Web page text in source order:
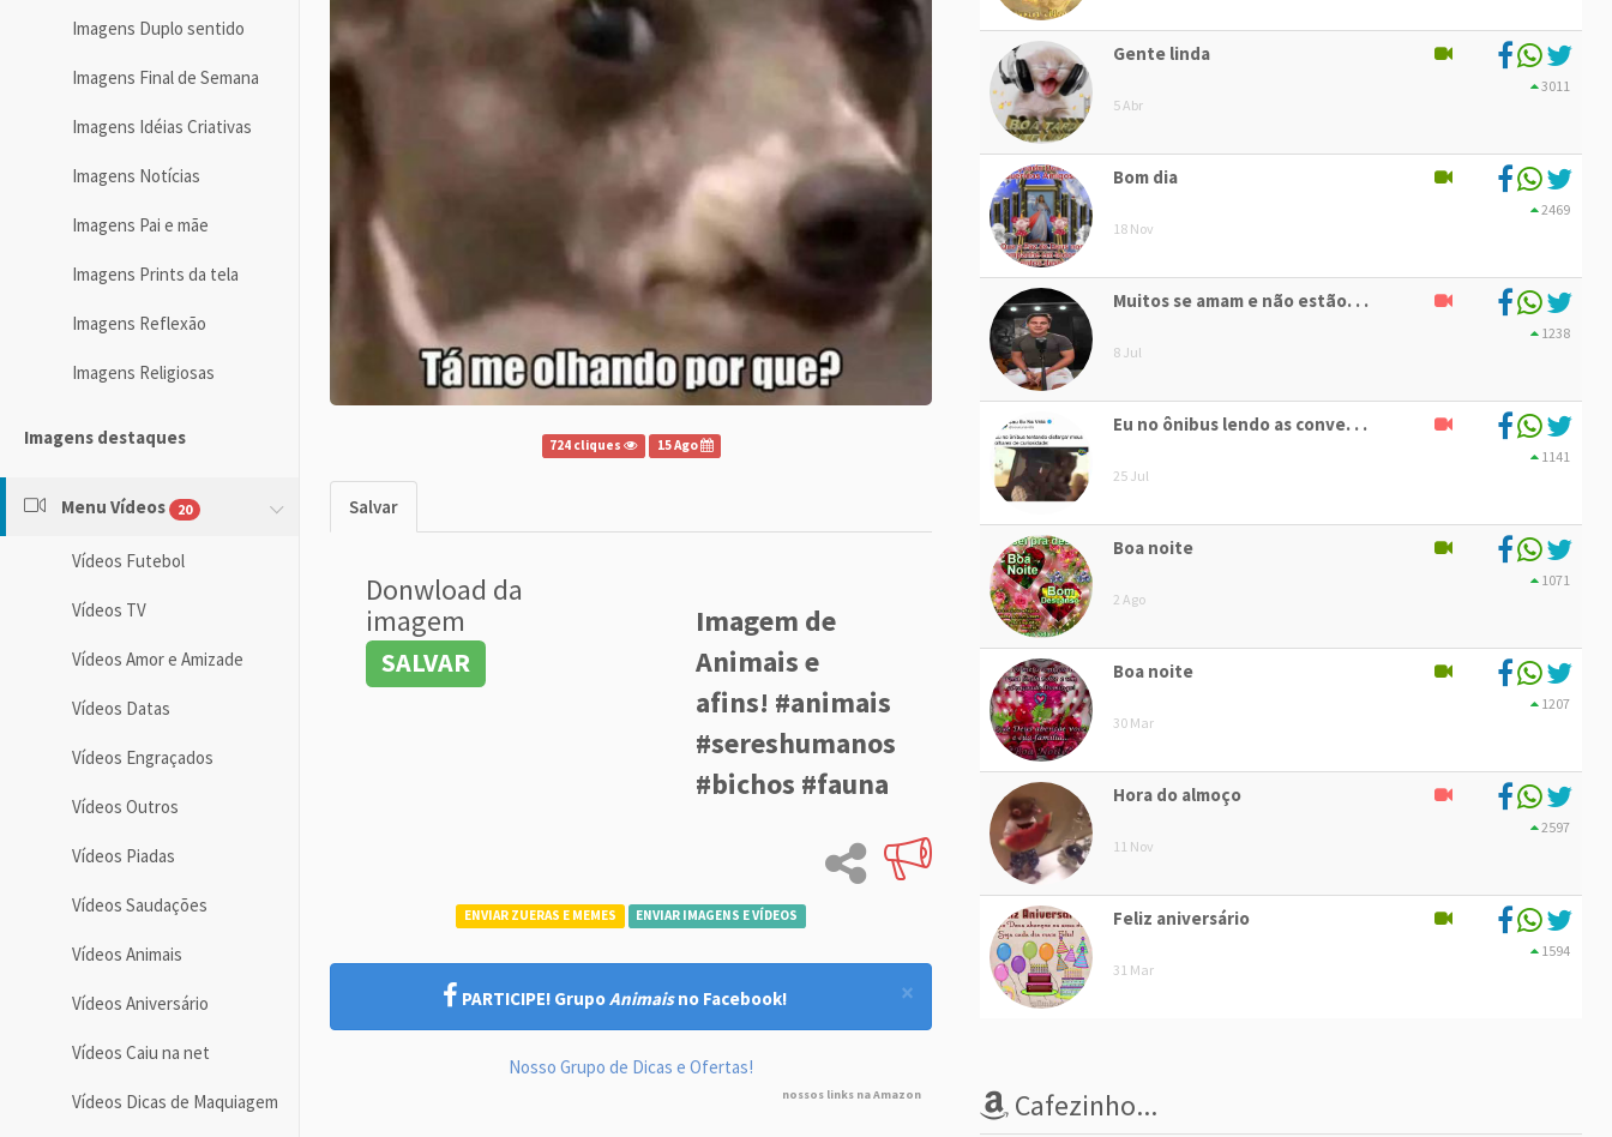
Imagens Duplo sentido
Imagens Final de Semana
Imagens Idéias Criativas
Imagens Notícias
Imagens Pai e mãe
Imagens Prints da tela
Imagens Reflexão
Imagens Religiosas
Imagens destaques
Menu Vídeos 20
Vídeos Futebol
Vídeos TV
Vídeos Amor e Amizade
Vídeos Datas
Vídeos Engraçados
Vídeos Outros
Vídeos Piadas
Vídeos Saudações
Vídeos Animais
Vídeos Aniversário
Vídeos Caiu na net
Vídeos Dicas de Maquiagem
724 cliques 15 Ago
Salvar
Donwload da
imagem
SALVAR
Imagem de
Animais e
afins! #animais
#sereshumanos
#bichos #fauna
ENVIAR ZUERAS E MEMES ENVIAR IMAGENS E VÍDEOS
×
PARTICIPE! GrupoAnimaisno Facebook!
Nosso Grupo de Dicas e Ofertas!
nossos links na Amazon
Gente linda
5 Abr
3011
Bom dia
18 Nov
2469
Muitos se amam e não estão. . .
8 Jul
1238
Eu no ônibus lendo as conve. . .
25 Jul
1141
Boa noite
2 Ago
1071
Boa noite
30 Mar
1207
Hora do almoço
11 Nov
2597
Feliz aniversário
31 Mar
1594
Cafezinho...